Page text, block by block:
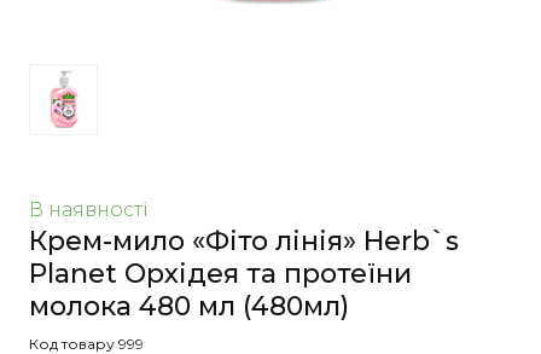
В наявності
Крем-мило «Фіто лінія» Herb`s
Planet Орхідея та протеїни
молока 480 мл (480мл)
Код товару 999